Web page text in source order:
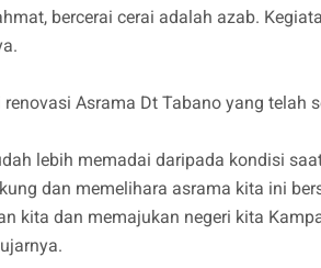
bercerai cerai adalah azab.
Asrama Dt Tabano yang telah
lebih memadai daripada kondisi
dan memelihara asrama kita ini
kita dan memajukan negeri kita